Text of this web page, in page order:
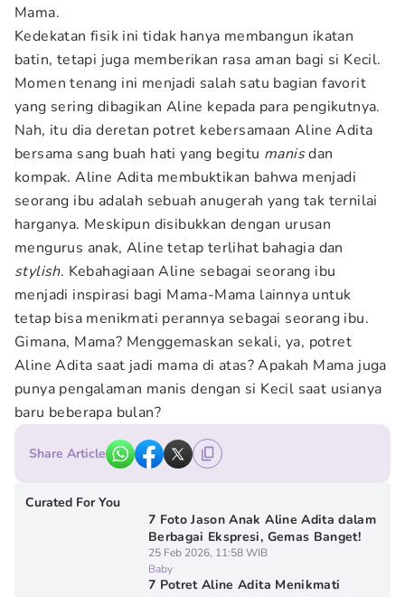
Mama.
Kedekatan fisik ini tidak hanya membangun ikatan
batin, tetapi juga memberikan rasa aman bagi si Kecil.
Momen tenang ini menjadi salah satu bagian favorit
yang sering dibagikan Aline kepada para pengikutnya.
Nah, itu dia deretan potret kebersamaan Aline Adita
bersama sang buah hati yang begitu manisdan
kompak. Aline Adita membuktikan bahwa menjadi
seorang ibu adalah sebuah anugerah yang tak ternilai
harganya. Meskipun disibukkan dengan urusan
mengurus anak, Aline tetap terlihat bahagia dan
stylish. Kebahagiaan Aline sebagai seorang ibu
menjadi inspirasi bagi Mama-Mama lainnya untuk
tetap bisa menikmati perannya sebagai seorang ibu.
Gimana, Mama? Menggemaskan sekali, ya, potret
Aline Adita saat jadi mama di atas? Apakah Mama juga
punya pengalaman manis dengan si Kecil saat usianya
baru beberapa bulan?
Share Article
Curated For You
7 Foto Jason Anak Aline Adita dalam
Berbagai Ekspresi, Gemas Banget!
25 Feb 2026, 11:58 WIB
Baby
7 Potret Aline Adita Menikmati